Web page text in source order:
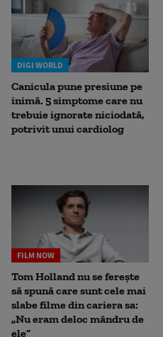
DIGI WORLD
Canicula pune presiune pe
inimă. 5 simptome care nu
trebuie ignorate niciodată,
potrivit unui cardiolog
FILM NOW
Tom Holland nu se ferește
să spună care sunt cele mai
slabe filme din cariera sa:
„Nu eram deloc mândru de
ele”